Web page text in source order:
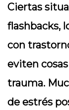
Ciertas
flashbacks,
con
eviten
trauma.
de estrés